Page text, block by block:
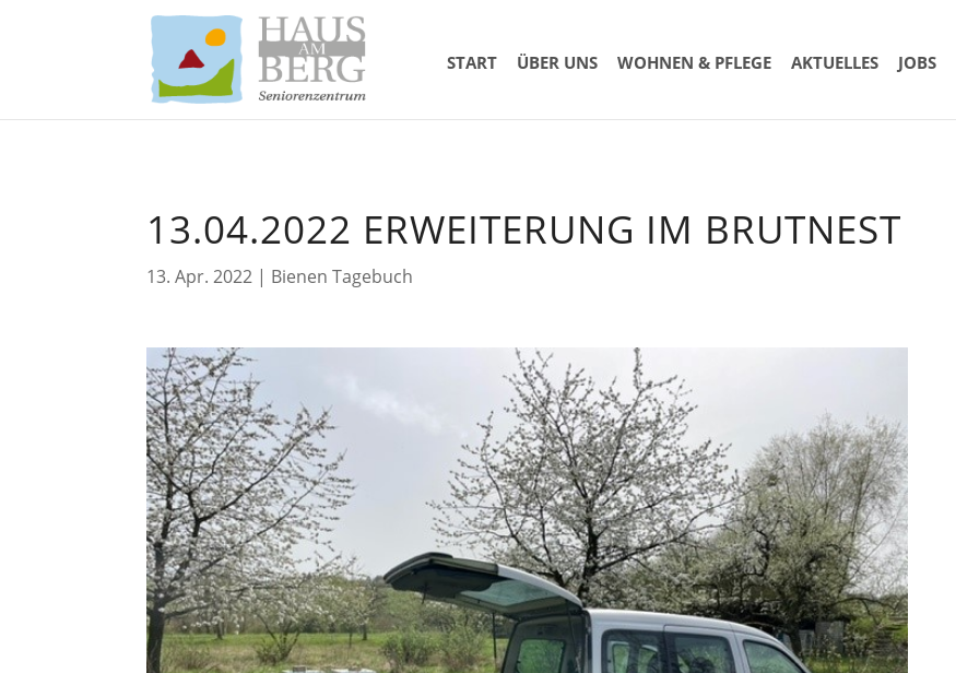
START ÜBER UNS WOHNEN & PFLEGE AKTUELLES JOBS
13.04.2022 ERWEITERUNG IM BRUTNEST
13. Apr. 2022 | Bienen Tagebuch